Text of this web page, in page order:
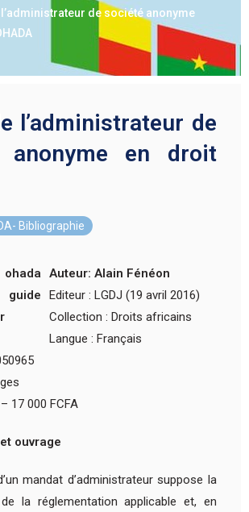
de société anonyme
l’administrateur de
anonyme en droit
Bibliographie
Auteur: Alain Fénéon
Editeur : LGDJ (19 avril 2016)
Collection : Droits africains
Langue : Français
17 000 FCFA
ouvrage
mandat d’administrateur suppose la
la réglementation applicable et, en